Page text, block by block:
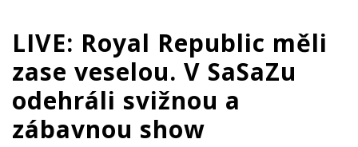
LIVE: Royal Republic měli
zase veselou. V SaSaZu
odehráli svižnou a
zábavnou show